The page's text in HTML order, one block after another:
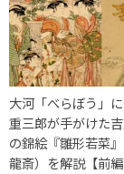
大河「べらぼう」
重三郎が手がけた
の錦絵『雛形若菜
龍斎）を解説【前編